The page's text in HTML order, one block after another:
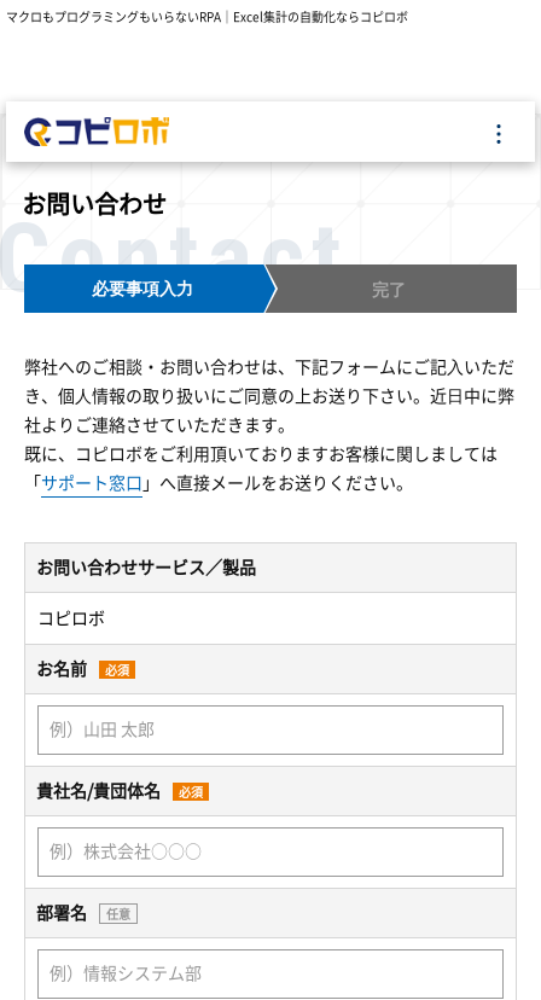
マクロもプログラミングもいらないRPA｜Excel集計の自動化ならコピロボ
お問い合わせ
必要事項入力 完了
弊社へのご相談・お問い合わせは、下記フォームにご記⼊いただ
き、個⼈情報の取り扱いにご同意の上お送り下さい。近⽇中に弊
社よりご連絡させていただきます。
既に、コピロボをご利用頂いておりますお客様に関しましては
「 サポート窓口 」へ直接メールをお送りください。
お問い合わせサービス／製品
コピロボ
お名前 必須
貴社名/貴団体名 必須
部署名 任意